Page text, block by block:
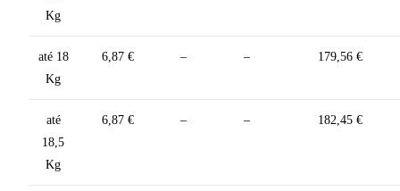
Kg
até 18
Kg
6,87 € – – 179,56 €
até
18,5
Kg
6,87 € – – 182,45 €